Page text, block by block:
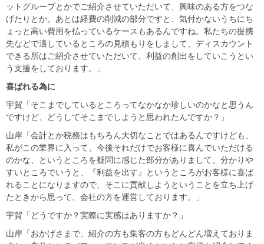
ットグループとかでご紹介させていただいて、興味のある方をつな
げたりとか。あとは経費の削減の部分ですと、気付かないうちにち
ょっと高い費用を払っているケースもあるんですね。私たちの提携
先などで適しているところの見積もりをしまして、ディスカウント
できる所はご紹介させていただいて、利益の創出をしていこうとい
う支援をしております。」
喜ばれる為に
宇賀「そこまでしているところってなかなか珍しいのかなと思うん
ですけど、どうしてそこまでしようと思われたんですか？」
山岸「会計とか税務はもちろん大切なことではあるんですけども、
私がこの業界に入って、今後それだけでお客様に喜んでいただける
のかな、というところを疑問に感じた部分がありまして。分かりや
すいところでいうと、『利益を出す』というところがお客様に喜ば
れることになりますので、そこに貢献しようということを立ち上げ
たときから思って、会社の方を運営しております。」
宇賀「どうですか？実際に実感はありますか？」
山岸「おかげさまで、紹介の方も集客の方もどんどん増えておりま